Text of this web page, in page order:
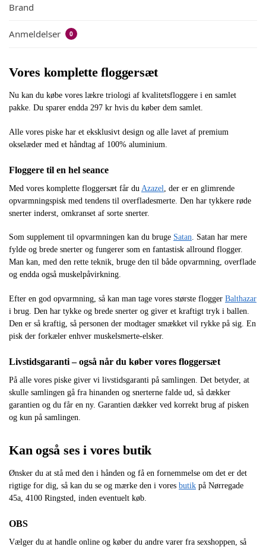
Brand
Anmeldelser 0
Vores komplette floggersæt
Nu kan du købe vores lækre triologi af kvalitetsfloggere i en samlet
pakke. Du sparer endda 297 kr hvis du køber dem samlet.
Alle vores piske har et eksklusivt design og alle lavet af premium
okselæder med et håndtag af 100% aluminium.
Floggere til en hel seance
Med vores komplette floggersæt får du Azazel , der er en glimrende
opvarmningspisk med tendens til overfladesmerte. Den har tykkere røde
snerter inderst, omkranset af sorte snerter.
Som supplement til opvarmningen kan du bruge Satan. Satan har mere
fylde og brede snerter og fungerer som en fantastisk allround flogger.
Man kan, med den rette teknik, bruge den til både opvarmning, overflade
og endda også muskelpåvirkning.
Efter en god opvarmning, så kan man tage vores største flogger Balthazar
i brug. Den har tykke og brede snerter og giver et kraftigt tryk i ballen.
Den er så kraftig, så personen der modtager smækket vil rykke på sig. En
pisk der forkæler enhver muskelsmerte-elsker.
Livstidsgaranti – også når du køber vores floggersæt
På alle vores piske giver vi livstidsgaranti på samlingen. Det betyder, at
skulle samlingen gå fra hinanden og snerterne falde ud, så dækker
garantien og du får en ny. Garantien dækker ved korrekt brug af pisken
og kun på samlingen.
Kan også ses i vores butik
Ønsker du at stå med den i hånden og få en fornemmelse om det er det
rigtige for dig, så kan du se og mærke den i vores butik på Nørregade
45a, 4100 Ringsted, inden eventuelt køb.
OBS
Vælger du at handle online og køber du andre varer fra sexshoppen, så